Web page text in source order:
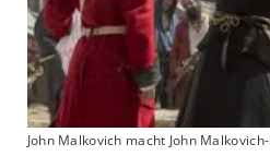
John Malkovich macht John